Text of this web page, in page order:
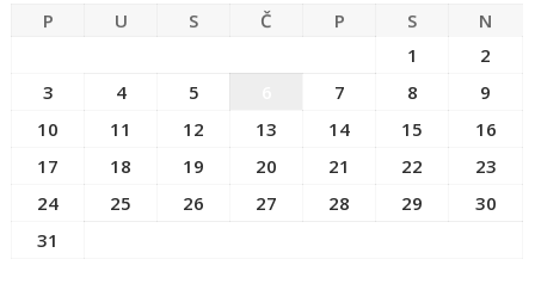
P U S Č P S
N
1
2
3
4 5 7 8
9
10
11 12 13 14 15
16
17
18 19 20 21 22
23
24
25 26 27 28 29
30
31